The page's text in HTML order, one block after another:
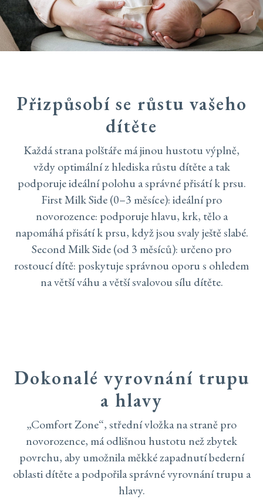
Přizpůsobí se růstu vašeho
dítěte
Každá strana polštáře má jinou hustotu výplně,
vždy optimální z hlediska růstu dítěte a tak
podporuje ideální polohu a správné přisátí k prsu.
First Milk Side (0–3 měsíce):ideální pro
novorozence: podporuje hlavu, krk, tělo a
napomáhá přisátí k prsu, když jsou svaly ještě slabé.
Second Milk Side (od 3 měsíců): určeno pro
rostoucí dítě: poskytuje správnou oporu s ohledem
na větší váhu a větší svalovou sílu dítěte.
Dokonalé vyrovnání trupu
a hlavy
„Comfort Zone“, střední vložka na straně pro
novorozence, má odlišnou hustotu než zbytek
povrchu, aby umožnila měkké zapadnutí bederní
oblasti dítěte a podpořila správné vyrovnání trupu a
hlavy.